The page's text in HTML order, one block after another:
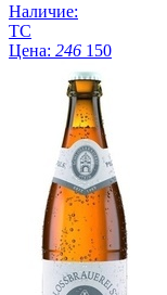
Наличие:
ТС
Цена: 246 150